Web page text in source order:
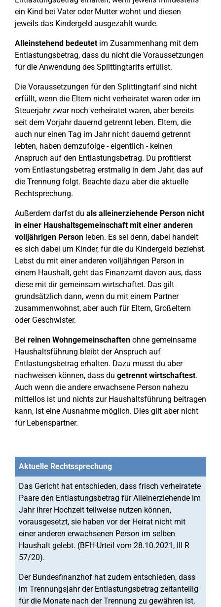
ein Kind bei Vater oder Mutter wohnt und diesen
jeweils das Kindergeld ausgezahlt wurde.
Alleinstehend bedeutetim Zusammenhang mit dem
Entlastungsbetrag, dass du nicht die Voraussetzungen
für die Anwendung des Splittingtarifs erfüllst.
Die Voraussetzungen für den Splittingtarif sind nicht
erfüllt, wenn die Eltern nicht verheiratet waren oder im
Steuerjahr zwar noch verheiratet waren, aber bereits
seit dem Vorjahr dauernd getrennt leben. Eltern, die
auch nur einen Tag im Jahr nicht dauernd getrennt
lebten, haben demzufolge - eigentlich - keinen
Anspruch auf den Entlastungsbetrag. Du profitierst
vom Entlastungsbetrag erstmalig in dem Jahr, das auf
die Trennung folgt. Beachte dazu aber die aktuelle
Rechtsprechung.
Außerdem darfst du als alleinerziehende Person nicht
in einer Haushaltsgemeinschaft mit einer anderen
volljährigen Person leben. Es sei denn, dabei handelt
es sich dabei um Kinder, für die du Kindergeld beziehst.
Lebst du mit einer anderen volljährigen Person in
einem Haushalt, geht das Finanzamt davon aus, dass
diese mit dir gemeinsam wirtschaftet. Das gilt
grundsätzlich dann, wenn du mit einem Partner
zusammenwohnst, aber auch für Eltern, Großeltern
oder Geschwister.
Bei reinen Wohngemeinschaften ohne gemeinsame
Haushaltsführung bleibt der Anspruch auf
Entlastungsbetrag erhalten. Dazu musst du aber
nachweisen können, dass du getrennt wirtschaftest.
Auch wenn die andere erwachsene Person nahezu
mittellos ist und nichts zur Haushaltsführung beitragen
kann, ist eine Ausnahme möglich. Dies gilt aber nicht
für Lebenspartner.
Aktuelle Rechtssprechung
Das Gericht hat entschieden, dass frisch verheiratete
Paare den Entlastungsbetrag für Alleinerziehende im
Jahr ihrer Hochzeit teilweise nutzen können,
vorausgesetzt, sie haben vor der Heirat nicht mit
einer anderen erwachsenen Person im selben
Haushalt gelebt. (BFH-Urteil vom 28.10.2021, III R
57/20).
Der Bundesfinanzhof hat zudem entschieden, dass
im Trennungsjahr der Entlastungsbetrag zeitanteilig
für die Monate nach der Trennung zu gewähren ist,